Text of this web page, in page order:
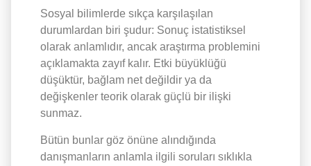
Sosyal bilimlerde sıkça karşılaşılan
durumlardan biri şudur: Sonuç istatistiksel
olarak anlamlıdır, ancak araştırma problemini
açıklamakta zayıf kalır. Etki büyüklüğü
düşüktür, bağlam net değildir ya da
değişkenler teorik olarak güçlü bir ilişki
sunmaz.
Bütün bunlar göz önüne alındığında
danışmanların anlamla ilgili soruları sıklıkla